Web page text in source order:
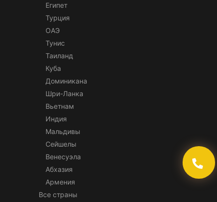
Египет
Турция
ОАЭ
Тунис
Таиланд
Куба
Доминикана
Шри-Ланка
Вьетнам
Индия
Мальдивы
Сейшелы
Венесуэла
Абхазия
Армения
Все страны